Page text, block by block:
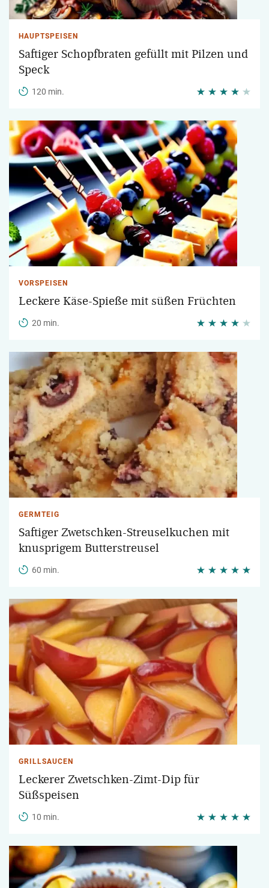
HAUPTSPEISEN
Saftiger Schopfbraten gefüllt mit Pilzen und
Speck
120 min.
VORSPEISEN
Leckere Käse-Spieße mit süßen Früchten
20 min.
GERMTEIG
Saftiger Zwetschken-Streuselkuchen mit
knusprigem Butterstreusel
60 min.
GRILLSAUCEN
Leckerer Zwetschken-Zimt-Dip für
Süßspeisen
10 min.